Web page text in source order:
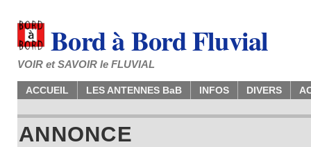
Bord à Bord Fluvial
VOIR et SAVOIR le FLUVIAL
ACCUEIL LES ANTENNES BaB INFOS DIVERS
ANNONCE